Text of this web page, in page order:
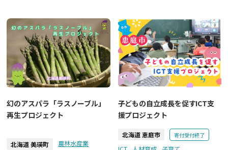
幻のアスパラ「ラスノーブル」
再生プロジェクト
北海道 美瑛町 農林水産業
子どもの自立成長を促すICT支
援プロジェクト
北海道 恵庭市 寄付受付終了